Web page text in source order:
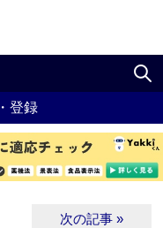
登録
次の記事 »